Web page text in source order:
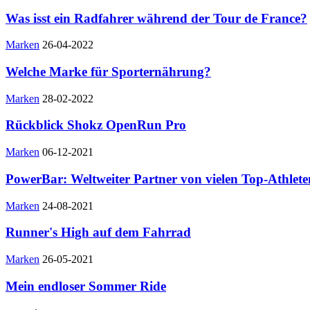
Was isst ein Radfahrer während der Tour de France?
Marken 26-04-2022
Welche Marke für Sporternährung?
Marken 28-02-2022
Rückblick Shokz OpenRun Pro
Marken 06-12-2021
PowerBar: Weltweiter Partner von vielen Top-
Marken 24-08-2021
Runner's High auf dem Fahrrad
Marken 26-05-2021
Mein endloser Sommer Ride